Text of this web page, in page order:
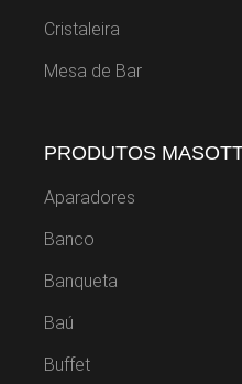
Cristaleira
Mesa de Bar
PRODUTOS
Aparadores
Banco
Banqueta
Baú
Buffet